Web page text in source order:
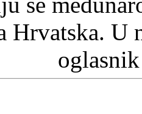
Hrvatska. U